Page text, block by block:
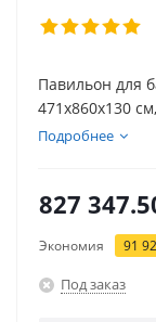
Павильон для
471х860х130
Подробнее
827
Экономия 91
Под заказ